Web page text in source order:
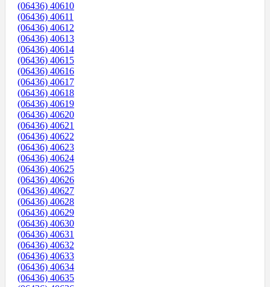
(06436) 40610
(06436) 40611
(06436) 40612
(06436) 40613
(06436) 40614
(06436) 40615
(06436) 40616
(06436) 40617
(06436) 40618
(06436) 40619
(06436) 40620
(06436) 40621
(06436) 40622
(06436) 40623
(06436) 40624
(06436) 40625
(06436) 40626
(06436) 40627
(06436) 40628
(06436) 40629
(06436) 40630
(06436) 40631
(06436) 40632
(06436) 40633
(06436) 40634
(06436) 40635